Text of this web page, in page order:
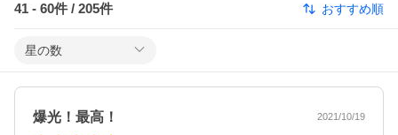
41 - 60件 / 205件 おすすめ順
星の数
爆光！最高！ 2021/10/19